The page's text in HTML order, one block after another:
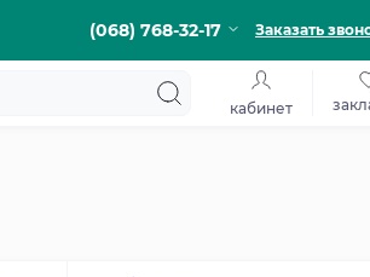
(068) 768-32-17 Заказать
кабинет